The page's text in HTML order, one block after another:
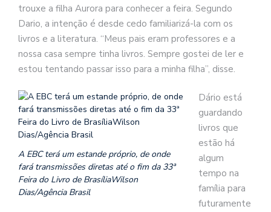
trouxe a filha Aurora para conhecer a feira. Segundo
Dario, a intenção é desde cedo familiarizá-la com os
livros e a literatura. “Meus pais eram professores e a
nossa casa sempre tinha livros. Sempre gostei de ler e
estou tentando passar isso para a minha filha”, disse.
A EBC terá um estande próprio, de onde
fará transmissões diretas até o fim da 33ª
Feira do Livro de BrasíliaWilson
Dias/Agência Brasil
Dário está
guardando
livros que
estão há
algum
tempo na
família para
futuramente